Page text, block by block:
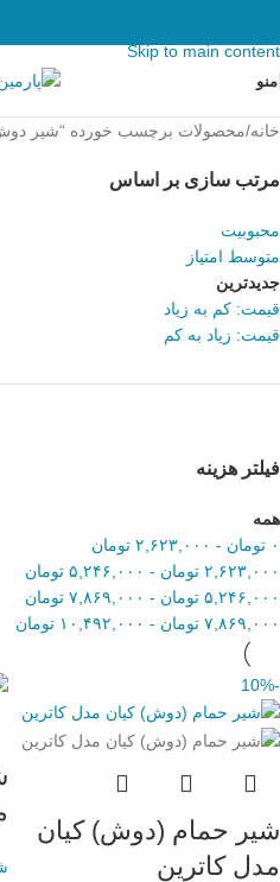
Skip to main content
منو
خانه محصولات برچسب خورده “شیر
مرتب سازی بر اساس
محبوبیت
متوسط امتیاز
جدیدترین
قیمت: کم به زیاد
قیمت: زیاد به کم
فیلتر هزینه
همه
۰ تومان - ۲,۶۲۳,۰۰۰ تومان
۲,۶۲۳,۰۰۰ تومان - ۵,۲۴۶,۰۰۰ تومان
۵,۲۴۶,۰۰۰ تومان - ۷,۸۶۹,۰۰۰ تومان
۷,۸۶۹,۰۰۰ تومان - ۱۰,۴۹۲,۰۰۰ تومان
-10%
شیر حمام (دوش) کیان
مدل کاترین